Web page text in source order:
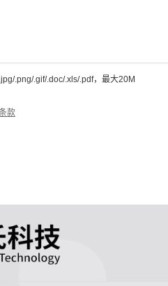
.png/.gif/.doc/.xls/.pdf，最大20M
款